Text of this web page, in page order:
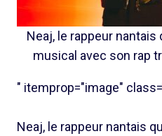
Neaj, le rappeur
musical avec son rap
" itemprop="image"
Neaj, le rappeur nantais